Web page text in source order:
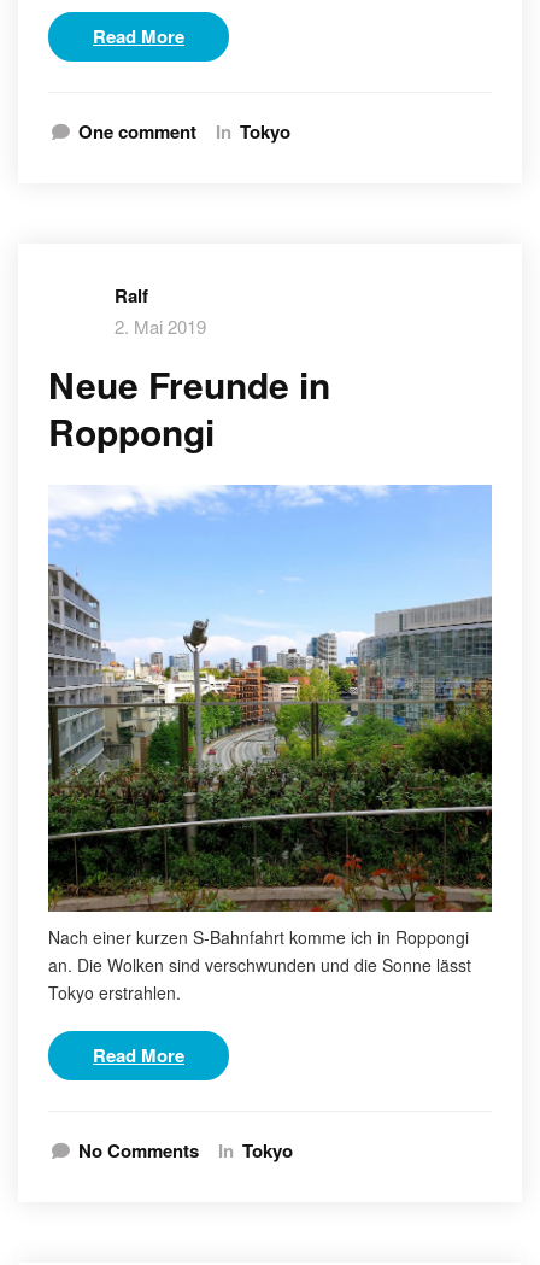
Read More
One comment In Tokyo
Ralf
2. Mai 2019
Neue Freunde in
Roppongi
Nach einer kurzen S-Bahnfahrt komme ich in Roppongi
an. Die Wolken sind verschwunden und die Sonne lässt
Tokyo erstrahlen.
Read More
No Comments In Tokyo